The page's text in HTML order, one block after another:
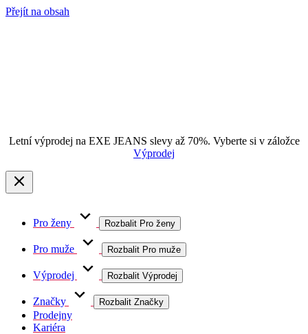
Přejít na obsah
Letní výprodej na EXE JEANS slevy až 70%. Vyberte si v záložce
Výprodej
Pro ženy Rozbalit Pro ženy
Pro muže Rozbalit Pro muže
Výprodej Rozbalit Výprodej
Značky Rozbalit Značky
Prodejny
Kariéra